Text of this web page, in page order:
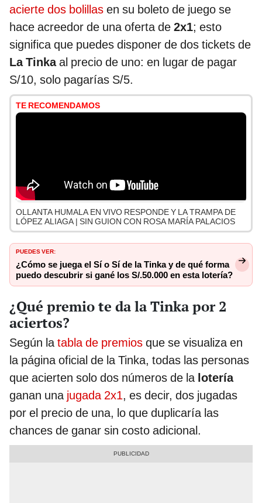
acierte dos bolillas en su boleto de juego se
hace acreedor de una oferta de 2x1; esto
significa que puedes disponer de dos tickets de
La Tinkaal precio de uno: en lugar de pagar
S/10, solo pagarías S/5.
TE RECOMENDAMOS
OLLANTA HUMALA EN VIVO RESPONDE Y LA TRAMPA DE
LÓPEZ ALIAGA | SIN GUION CON ROSA MARÍA PALACIOS
PUEDES VER:
¿Cómo se juega el Sí o Sí de la Tinka y de qué forma
puedo descubrir si gané los S/.50.000 en esta lotería?
¿Qué premio te da la Tinka por 2
aciertos?
Según latabla de premios que se visualiza en
la página oficial de la Tinka, todas las personas
que acierten solo dos números de la lotería
ganan una jugada 2x1, es decir, dos jugadas
por el precio de una, lo que duplicaría las
chances de ganar sin costo adicional.